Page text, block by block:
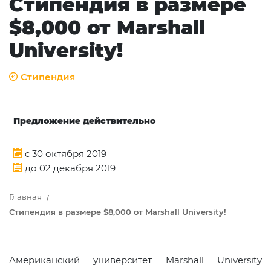
$8,000 от Marshall
University!
Стипендия
Предложение действительно
c 30 октября 2019
до 02 декабря 2019
Главная
Стипендия в размере $8,000 от Marshall University!
Американский университет Marshall University